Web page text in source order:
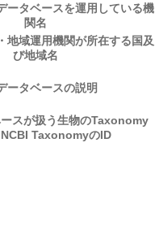
ータベースを運用している機
関名
地域運用機関が所在する国及
び地域名
ータベースの説明
スが扱う生物のTaxonomy
TaxonomyのID